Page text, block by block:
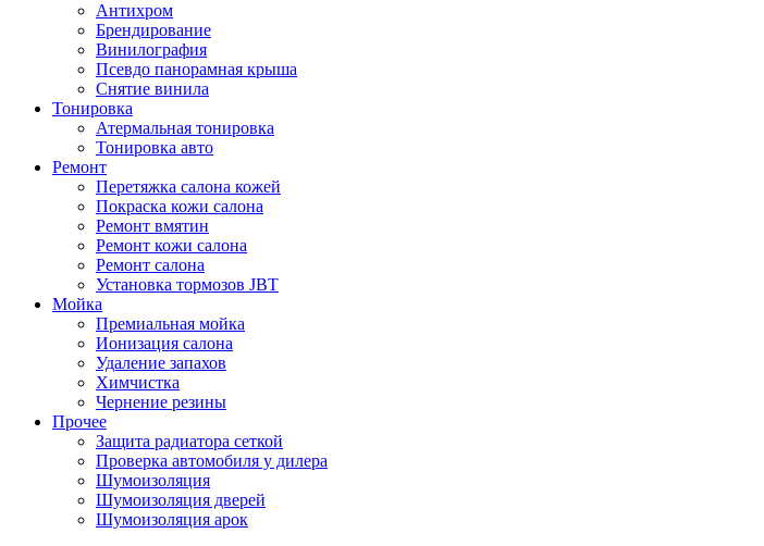
Антихром
Брендирование
Винилография
Псевдо панорамная крыша
Снятие винила
Тонировка
Атермальная тонировка
Тонировка авто
Ремонт
Перетяжка салона кожей
Покраска кожи салона
Ремонт вмятин
Ремонт кожи салона
Ремонт салона
Установка тормозов JBT
Мойка
Премиальная мойка
Ионизация салона
Удаление запахов
Химчистка
Чернение резины
Прочее
Защита радиатора сеткой
Проверка автомобиля у дилера
Шумоизоляция
Шумоизоляция дверей
Шумоизоляция арок